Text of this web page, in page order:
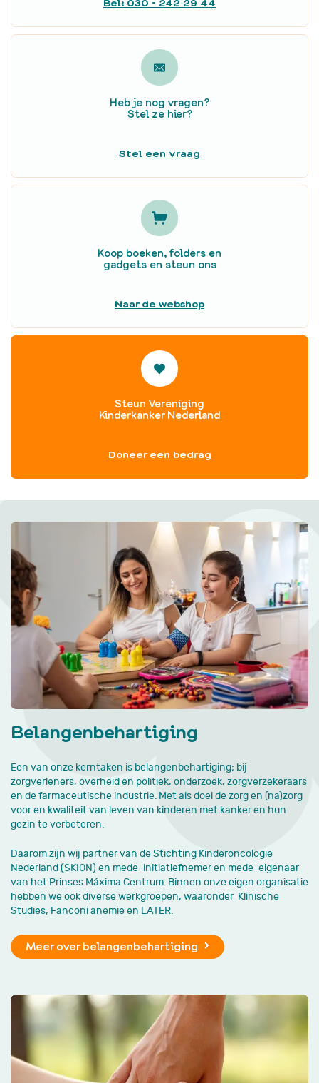
Heb je nog vragen?
Stel ze hier?
Stel een vraag
Koop boeken, folders en
gadgets en steun ons
Naar de webshop
Steun Vereniging
Kinderkanker Nederland
Doneer een bedrag
Belangenbehartiging
Een van onze kerntaken is belangenbehartiging; bij
zorgverleners, overheid en politiek, onderzoek, zorgverzekeraars
en de farmaceutische industrie. Met als doel de zorg en (na)zorg
voor en kwaliteit van leven van kinderen met kanker en hun
gezin te verbeteren.
Daarom zijn wij partner van de Stichting Kinderoncologie
Nederland (SKION) en mede-initiatiefnemer en mede-eigenaar
van het Prinses Máxima Centrum. Binnen onze eigen organisatie
hebben we ook diverse werkgroepen, waaronder Klinische
Studies, Fanconi anemie en LATER.
Meer over belangenbehartiging